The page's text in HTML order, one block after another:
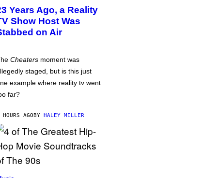
Years Ago, a Reality
Show Host Was
on Air
Cheaters moment was
staged, but is this just
example where reality tv went
far?
AGOBY HALEY MILLER